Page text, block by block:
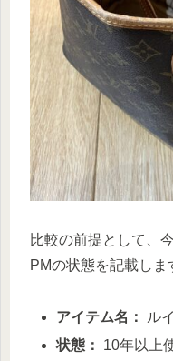
比較の前提として、
PMの状態を記載しま
アイテム名：
ル
状態：
10年以上